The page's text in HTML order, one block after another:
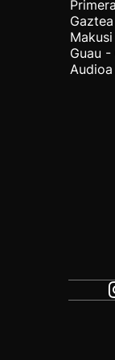
Gaztea
Makusi
Guau -
Audioa